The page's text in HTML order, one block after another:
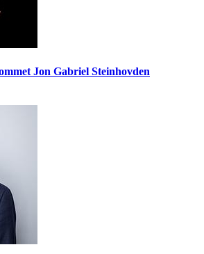
Jon Gabriel Steinhovden